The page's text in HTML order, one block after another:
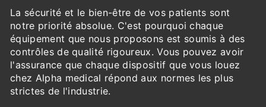
La sécurité et le bien-être de vos patients sont
notre priorité absolue. C'est pourquoi chaque
équipement que nous proposons est soumis à des
contrôles de qualité rigoureux. Vous pouvez avoir
l'assurance que chaque dispositif que vous louez
chez Alpha medical répond aux normes les plus
strictes de l'industrie.